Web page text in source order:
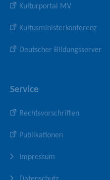
Kulturportal MV
Kultusministerkonferenz
Deutscher Bildungsserver
Service
Rechtsvorschriften
Publikationen
Impressum
Datenschutz